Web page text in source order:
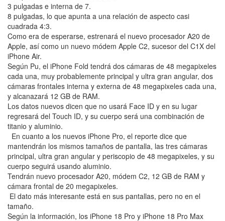
3 pulgadas e interna de 7.
8 pulgadas, lo que apunta a una relación de aspecto casi
cuadrada 4:3.
Como era de esperarse, estrenará el nuevo procesador A20 de
Apple, así como un nuevo módem Apple C2, sucesor del C1X del
iPhone Air.
Según Pu, el iPhone Fold tendrá dos cámaras de 48 megapixeles
cada una, muy probablemente principal y ultra gran angular, dos
cámaras frontales interna y externa de 48 megapixeles cada una,
y alcanazará 12 GB de RAM.
Los datos nuevos dicen que no usará Face ID y en su lugar
regresará del Touch ID, y su cuerpo será una combinación de
titanio y aluminio.
En cuanto a los nuevos iPhone Pro, el reporte dice que
mantendrán los mismos tamaños de pantalla, las tres cámaras
principal, ultra gran angular y periscopio de 48 megapixeles, y su
cuerpo seguirá usando aluminio.
Tendrán nuevo procesador A20, módem C2, 12 GB de RAM y
cámara frontal de 20 megapixeles.
El dato más interesante está en sus pantallas, pero no en el
tamaño.
Según la información, los iPhone 18 Pro y iPhone 18 Pro Max